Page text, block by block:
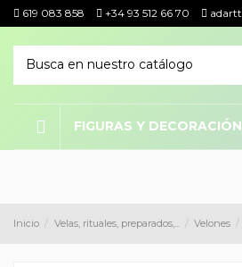
619 083 858 +34 93 512 66 70
FIGURAS Y DECORACIÓN
Inicio Velas, rituales, preparados,... Velones